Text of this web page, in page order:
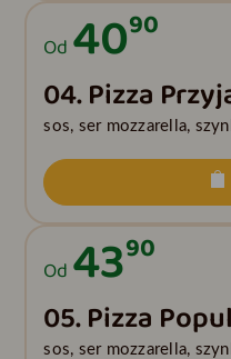
Od 4090
04. Pizza
sos, ser mozzarella,
Od 4390
05. Pizza
sos, ser mozzarella,